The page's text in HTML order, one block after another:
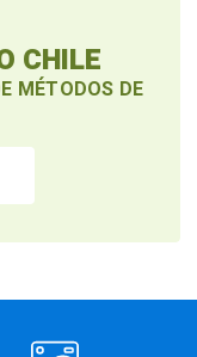
CHILE
MÉTODOS DE